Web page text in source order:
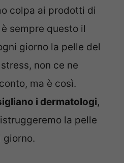
colpa ai prodotti di
sempre questo il
giorno la pelle del
non ce ne
ma è così.
i dermatologi,
la pelle
giorno.